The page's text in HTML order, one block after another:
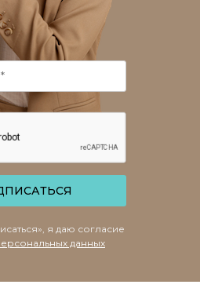
я даю согласие
данных